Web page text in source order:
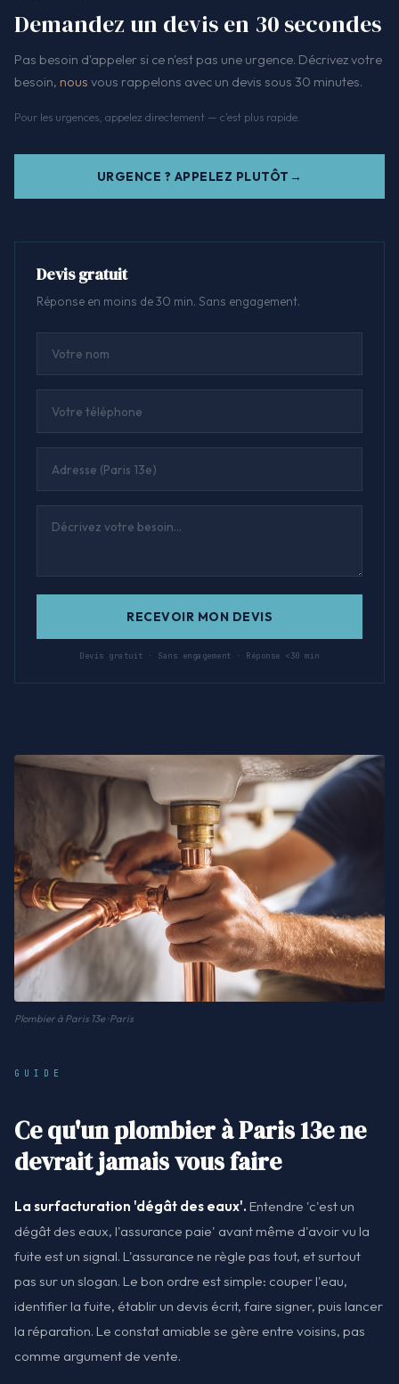
Demandez un devis en 30 secondes
Pas besoin d'appeler si ce n'est pas une urgence. Décrivez votre
besoin, nous vous rappelons avec un devis sous 30 minutes.
Pour les urgences, appelez directement — c'est plus rapide.
URGENCE ? APPELEZ PLUTÔT
Devis gratuit
Réponse en moins de 30 min. Sans engagement.
RECEVOIR MON DEVIS
Devis gratuit · Sans engagement · Réponse <30 min
Plombier à Paris 13e · Paris
GUIDE
Ce qu'un plombier à Paris 13e ne
devrait jamais vous faire
La surfacturation 'dégât des eaux'. Entendre 'c'est un
dégât des eaux, l'assurance paie' avant même d'avoir vu la
fuite est un signal. L'assurance ne règle pas tout, et surtout
pas sur un slogan. Le bon ordre est simple: couper l'eau,
identifier la fuite, établir un devis écrit, faire signer, puis lancer
la réparation. Le constat amiable se gère entre voisins, pas
comme argument de vente.